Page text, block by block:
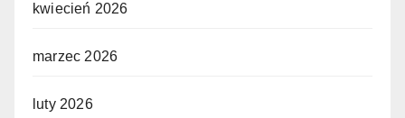
kwiecień 2026
marzec 2026
luty 2026